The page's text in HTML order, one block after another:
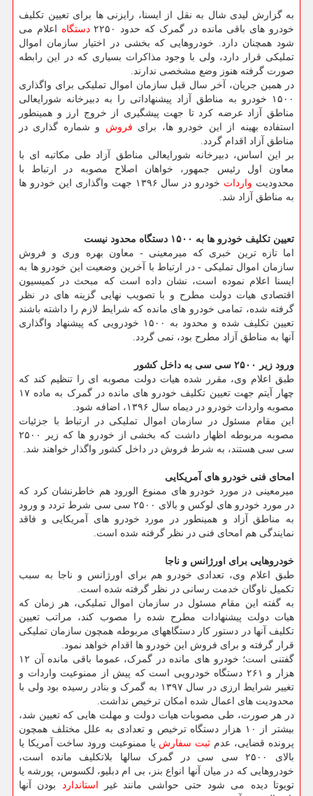
به گزارش لیدی شال به نقل از ایسنا، رایزنی ها برای تعیین تکلیف
خودرو های باقی مانده در گمرک که حدود ۲۲۵۰
دستگاه اعلام می
شود همچنان دارد. خودروهایی که بخشی در اختیار سازمان اموال
تملیکی قرار دارد، ولی با وجود مذاکرات بسیاری که در این رابطه
صورت گرفته هنوز وضع مشخصی ندارند.
در همین جریان، آخر سال قبل سازمان اموال تملیکی برای واگذاری
۱۵۰۰ خودرو به مناطق آزاد پیشنهاداتی را به دبیرخانه شورایعالی
مناطق آزاد عرضه کرد تا جهت پیشگیری از خروج ارز و همینطور
استفاده بهینه از این خودرو ها، برای فروش و شماره گذاری در
مناطق آزاد اقدام گردد.
بر این اساس، دبیرخانه شورایعالی مناطق آزاد طی مکاتبه ای با
معاون اول رئیس جمهور، خواهان اصلاح مصوبه در ارتباط با
محدودیت واردات
خودرو در سال ۱۳۹۶ جهت واگذاری این خودرو ها
به مناطق آزاد شد.
تعیین تکلیف خودرو ها به ۱۵۰۰ دستگاه محدود نیست
اما تازه ترین خبری که میرمعینی - معاون بهره وری و فروش
سازمان اموال تملیکی - در ارتباط با آخرین وضعیت این خودرو ها به
ایسنا اعلام نموده است، نشان داده است که مبحث در کمیسیون
اقتصادی هیات دولت مطرح و با تصویب نهایی گزینه های در نظر
گرفته شده، تمامی خودرو های مانده که شرایط لازم را داشته باشند
تعیین تکلیف شده و محدود به ۱۵۰۰ خودرویی که پیشنهاد واگذاری
آنها به مناطق آزاد مطرح بود، نمی گردد.
ورود زیر ۲۵۰۰ سی سی به داخل کشور
طبق اعلام وی، مقرر شده هیات دولت مصوبه ای را تنظیم کند که
چهار آیتم جهت تعیین تکلیف خودرو های مانده در گمرک به ماده ۱۷
مصوبه واردات خودرو در دیماه سال ۱۳۹۶، اضافه شود.
این مقام مسئول در سازمان اموال تملیکی در ارتباط با جزئیات
مصوبه مربوطه اظهار داشت که بخشی از خودرو ها که زیر ۲۵۰۰
سی سی هستند، به شرط فروش در داخل کشور واگذار خواهند شد.
امحای فنی خودرو های آمریکایی
میرمعینی در مورد خودرو های ممنوع الورود هم خاطرنشان کرد که
در مورد خودرو های لوکس و بالای ۲۵۰۰ سی سی شرط تردد و ورود
به مناطق آزاد و همینطور در مورد خودرو های آمریکایی و فاقد
نمایندگی هم امحای فنی در نظر گرفته شده است.
خودروهایی برای اورژانس و ناجا
طبق اعلام وی، تعدادی خودرو هم برای اورژانس و ناجا به سبب
تکمیل ناوگان خدمت رسانی در نظر گرفته شده است.
به گفته این مقام مسئول در سازمان اموال تملیکی، هر زمان که
هیات دولت پیشنهادات مطرح شده را مصوب کند، مراتب تعیین
تکلیف آنها در دستور کار دستگاههای مربوطه همچون سازمان تملیکی
قرار گرفته و برای فروش این خودرو ها اقدام خواهد نمود.
گفتنی است؛ خودرو های مانده در گمرک، عموما باقی مانده آن ۱۲
هزار و ۲۶۱ دستگاه خودرویی است که پیش از ممنوعیت واردات و
تغییر شرایط ارزی در سال ۱۳۹۷ به گمرک و بنادر رسیده بود ولی با
محدودیت های اعمال شده امکان ترخیص نداشت.
در هر صورت، طی مصوبات هیات دولت و مهلت هایی که تعیین شد،
بیشتر از ۱۰ هزار دستگاه ترخیص و تعدادی به علل مختلف همچون
پرونده قضایی، عدم ثبت سفارش یا ممنوعیت ورود ساخت آمریکا یا
بالای ۲۵۰۰ سی سی در گمرک سالها بلاتکلیف مانده است،
خودروهایی که در میان آنها انواع بنز، بی ام دبلیو، لکسوس، پورشه یا
تویوتا دیده می شود حتی حواشی مانند غیر
استاندارد
بودن آنها